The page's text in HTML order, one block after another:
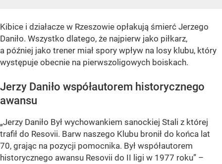
Kibice i działacze w Rzeszowie opłakują śmierć Jerzego
Daniło. Wszystko dlatego, że najpierw jako piłkarz,
a później jako trener miał spory wpływ na losy klubu, który
występuje obecnie na pierwszoligowych boiskach.
Jerzy Daniło współautorem historycznego
awansu
„Jerzy Daniło Był wychowankiem sanockiej Stali z której
trafił do Resovii. Barw naszego Klubu bronił do końca lat
70, grając na pozycji pomocnika. Był współautorem
historycznego awansu Resovii do II ligi w 1977 roku” –